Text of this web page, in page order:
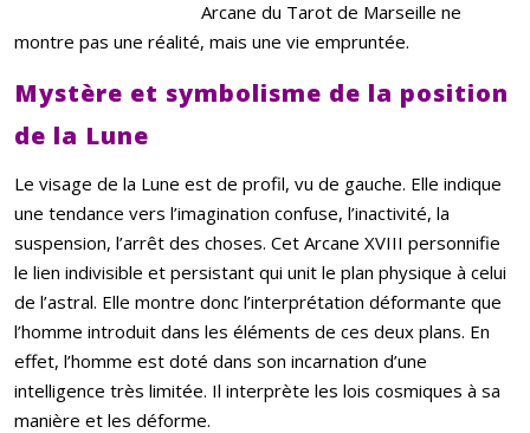
Arcane du Tarot de Marseille ne
montre pas une réalité, mais une vie empruntée.
Mystère et symbolisme de la position
de la Lune
Le visage de la Lune est de profil, vu de gauche. Elle indique
une tendance vers l’imagination confuse, l’inactivité, la
suspension, l’arrêt des choses. Cet Arcane XVIII personnifie
le lien indivisible et persistant qui unit le plan physique à celui
de l’astral. Elle montre donc l’interprétation déformante que
l’homme introduit dans les éléments de ces deux plans. En
effet, l’homme est doté dans son incarnation d’une
intelligence très limitée. Il interprète les lois cosmiques à sa
manière et les déforme.